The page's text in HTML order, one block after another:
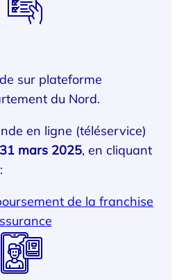
sur plateforme
du Nord.
en ligne (téléservice)
31 mars 2025, en cliquant
de la franchise